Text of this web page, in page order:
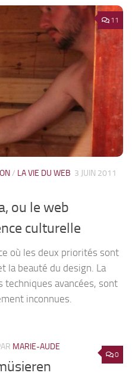
11
/ LA VIE DU WEB 3 JUIN 2011
ou le web
culturelle
où les deux priorités sont
la beauté du design. La
avancées, sont
inconnues.
0
MARIE-AUDE